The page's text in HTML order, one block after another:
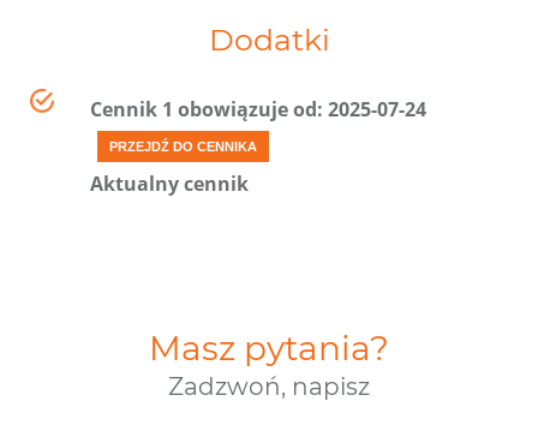
Dodatki
Cennik 1 obowiązuje od: 2025-07-24
PRZEJDŹ DO CENNIKA
Aktualny cennik
Masz pytania?
Zadzwoń, napisz